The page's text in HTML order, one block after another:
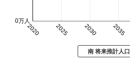
2020 2025 2030 2035
0万人
南 将来推計人口